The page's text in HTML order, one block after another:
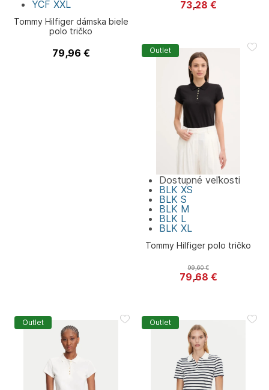
Tommy Hilfiger dámska biele
polo tričko
Tommy Hilfiger
79,96 €
YCF XXL
Tommy Hilfiger
73,28 €
Outlet
Tommy Hilfiger polo tričko
Tommy Hilfiger
79,68 €
99,60€
Dostupné veľkosti
BLK XS
BLK S
BLK M
BLK L
BLK XL
Outlet Outlet